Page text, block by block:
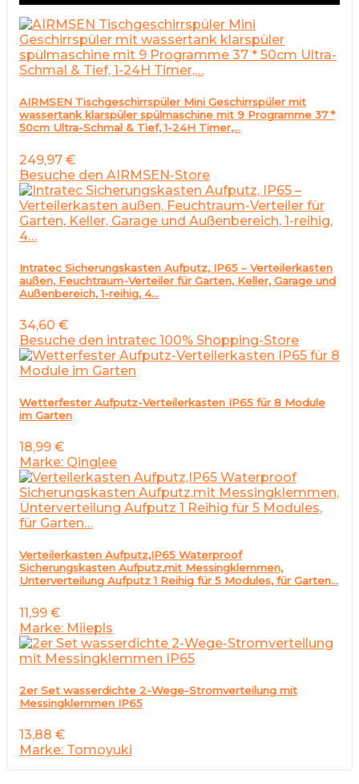
AIRMSEN Tischgeschirrspüler Mini Geschirrspüler mit
wassertank klarspüler spülmaschine mit 9 Programme 37 *
50cm Ultra-Schmal & Tief, 1-24H Timer,…
249,97 €
Besuche den AIRMSEN-Store
Intratec Sicherungskasten Aufputz, IP65 – Verteilerkasten
außen, Feuchtraum-Verteiler für Garten, Keller, Garage und
Außenbereich, 1-reihig, 4…
34,60 €
Besuche den intratec 100% Shopping-Store
Wetterfester Aufputz-Verteilerkasten IP65 für 8 Module
im Garten
18,99 €
Marke: Qinglee
Verteilerkasten Aufputz,IP65 Waterproof
Sicherungskasten Aufputz,mit Messingklemmen,
Unterverteilung Aufputz 1 Reihig für 5 Modules, für Garten…
11,99 €
Marke: Miiepls
2er Set wasserdichte 2-Wege-Stromverteilung mit
Messingklemmen IP65
13,88 €
Marke: Tomoyuki